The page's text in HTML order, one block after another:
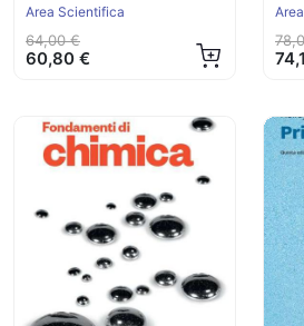
Ed.2021
Area Scientifica
64,00 €
60,80 €